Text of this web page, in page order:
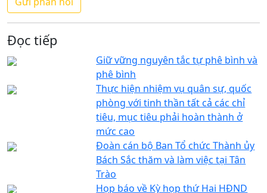
Đọc tiếp
Giữ vững nguyên tắc tự phê bình và
phê bình
Thực hiện nhiệm vụ quân sự, quốc
phòng với tinh thần tất cả các chỉ
tiêu, mục tiêu phải hoàn thành ở
mức cao
Đoàn cán bộ Ban Tổ chức Thành ủy
Bách Sắc thăm và làm việc tại Tân
Trào
Họp báo về Kỳ họp thứ Hai HĐND